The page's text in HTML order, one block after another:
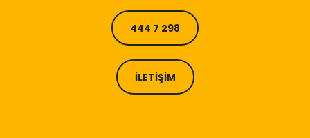
444 7 298
İLETİŞİM